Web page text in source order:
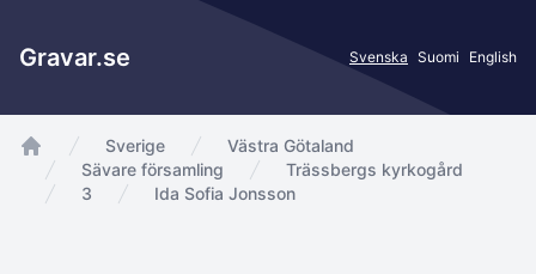
Gravar.se Svenska Suomi English
app.Start
Sverige
Västra Götaland
Sävare församling
Trässbergs kyrkogård
3
Ida Sofia Jonsson